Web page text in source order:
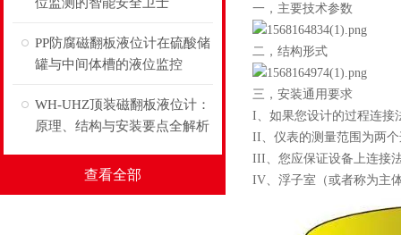
PP防腐磁翻板液位计在硫酸储
罐与中间体槽的液位监控
WH-UHZ顶装磁翻板液位计：
原理、结构与安装要点全解析
查看全部
一，主要技术参数
二，结构形式
三，安装通用要求
I、 如果您设计的过程连接
II、仪表的测量范围为两
III、您应保证设备上连接
IV、 浮子室（或者称为主